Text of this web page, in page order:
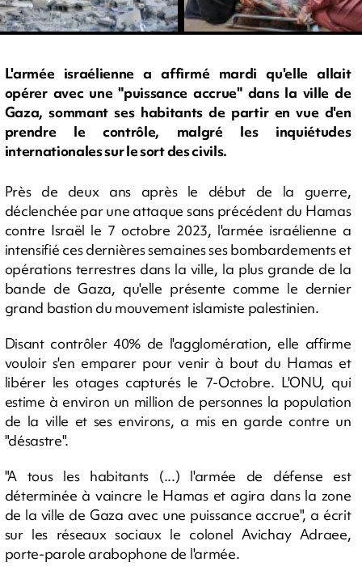
L'armée israélienne a affirmé mardi qu'elle allait
opérer avec une "puissance accrue" dans la ville de
Gaza, sommant ses habitants de partir en vue d'en
prendre le contrôle, malgré les inquiétudes
internationales sur le sort des civils.
Près de deux ans après le début de la guerre,
déclenchée par une attaque sans précédent du Hamas
contre Israël le 7 octobre 2023, l'armée israélienne a
intensifié ces dernières semaines ses bombardements et
opérations terrestres dans la ville, la plus grande de la
bande de Gaza, qu'elle présente comme le dernier
grand bastion du mouvement islamiste palestinien.
Disant contrôler 40% de l'agglomération, elle affirme
vouloir s'en emparer pour venir à bout du Hamas et
libérer les otages capturés le 7-Octobre. L'ONU, qui
estime à environ un million de personnes la population
de la ville et ses environs, a mis en garde contre un
"désastre".
"A tous les habitants (...) l'armée de défense est
déterminée à vaincre le Hamas et agira dans la zone
de la ville de Gaza avec une puissance accrue", a écrit
sur les réseaux sociaux le colonel Avichay Adraee,
porte-parole arabophone de l'armée.